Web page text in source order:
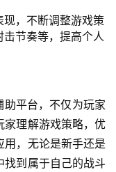
现，不断调整游戏策
节奏等，提高个人
平台，不仅为玩家
家理解游戏策略，优
用，无论是新手还是
找到属于自己的战斗